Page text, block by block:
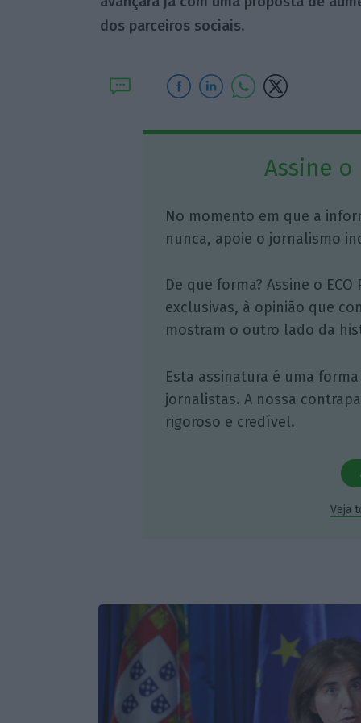
dos parceiros sociais.
Assine o
No momento em que a
nunca, apoie o jornalismo
De que forma? Assine o
exclusivas, à opinião que
mostram o outro lado da
Esta assinatura é uma
jornalistas. A nossa
rigoroso e credível.
Veja